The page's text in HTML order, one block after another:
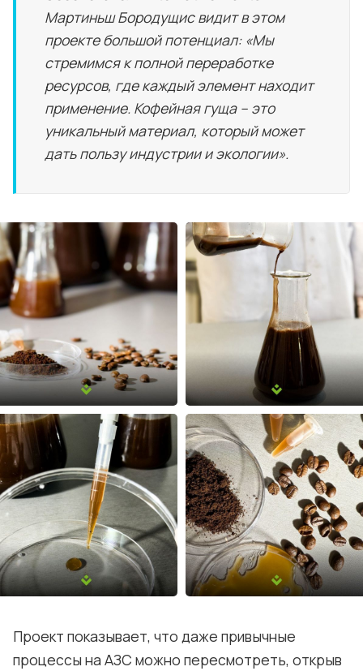
Мартиньш Бородущис видит в этом
проекте большой потенциал: «Мы
стремимся к полной переработке
ресурсов, где каждый элемент находит
применение. Кофейная гуща – это
уникальный материал, который может
дать пользу индустрии и экологии».
Проект показывает, что даже привычные
процессы на АЗС можно пересмотреть, открыв